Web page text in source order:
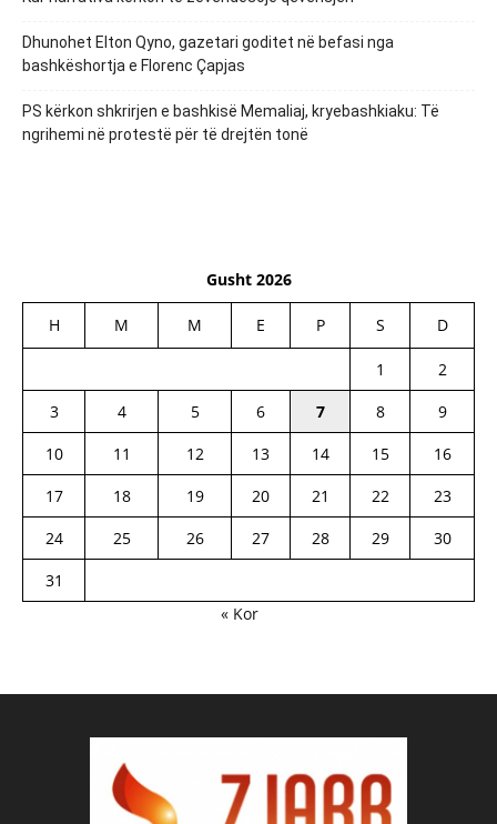
Dhunohet Elton Qyno, gazetari goditet në befasi nga
bashkëshortja e Florenc Çapjas
PS kërkon shkrirjen e bashkisë Memaliaj, kryebashkiaku: Të
ngrihemi në protestë për të drejtën tonë
Gusht 2026
H M M E P S D
1
2
3
4 5 6 7 8
9
10
11 12 13 14 15
16
17
18 19 20 21 22
23
24
25 26 27 28 29
30
31
« Kor